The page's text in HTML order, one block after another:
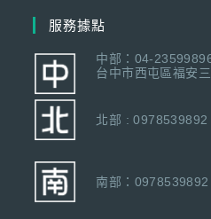
服務據點
中部：04-
台中市西屯區福安
北部 : 0978539892
南部：0978539892